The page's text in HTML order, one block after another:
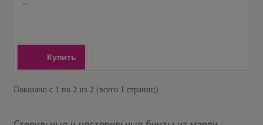
Купить
Показано с 1 по 2 из 2 (всего 1 страниц)